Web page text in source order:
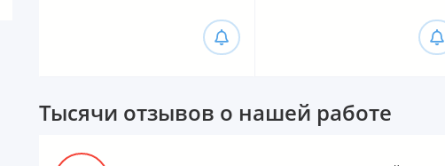
Тысячи отзывов о нашей работе